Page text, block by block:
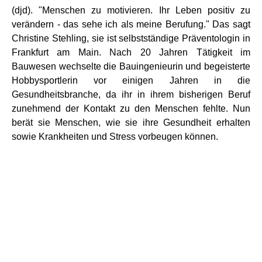
(djd). "Menschen zu motivieren. Ihr Leben positiv zu
verändern - das sehe ich als meine Berufung." Das sagt
Christine Stehling, sie ist selbstständige Präventologin in
Frankfurt am Main. Nach 20 Jahren Tätigkeit im
Bauwesen wechselte die Bauingenieurin und begeisterte
Hobbysportlerin vor einigen Jahren in die
Gesundheitsbranche, da ihr in ihrem bisherigen Beruf
zunehmend der Kontakt zu den Menschen fehlte. Nun
berät sie Menschen, wie sie ihre Gesundheit erhalten
sowie Krankheiten und Stress vorbeugen können.